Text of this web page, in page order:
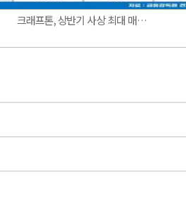
크래프톤, 상반기 사상 최대 매…